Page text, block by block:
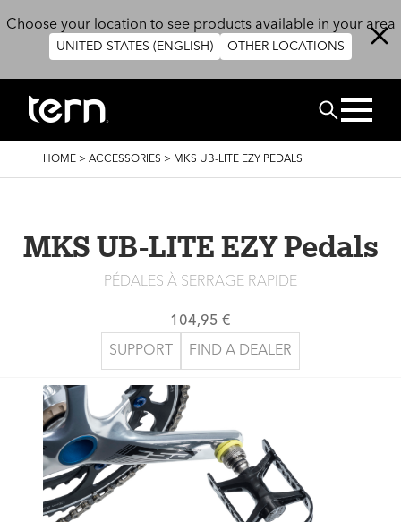
Choose your location to see products available in your area
UNITED STATES (ENGLISH) OTHER LOCATIONS
BREADCRUMB
HOME > ACCESSORIES > MKS UB-LITE EZY PEDALS
MKS UB-LITE EZY Pedals
PÉDALES À SERRAGE RAPIDE
104,95 €
SUPPORT FIND A DEALER